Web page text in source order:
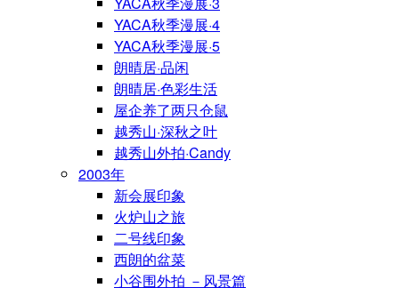
YACA秋季漫展·4
YACA秋季漫展·5
朗晴居·品闲
朗晴居·色彩生活
屋企养了两只仓鼠
越秀山·深秋之叶
越秀山外拍·Candy
2003年
新会展印象
火炉山之旅
二号线印象
西朗的盆菜
小谷围外拍 －风景篇